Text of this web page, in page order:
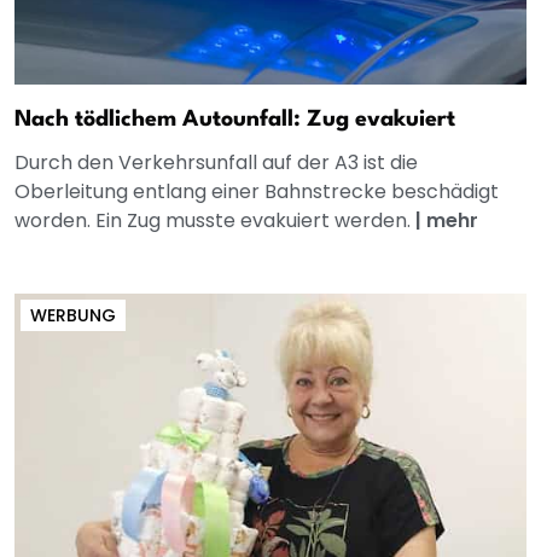
Nach tödlichem Autounfall: Zug evakuiert
Durch den Verkehrsunfall auf der A3 ist die
Oberleitung entlang einer Bahnstrecke beschädigt
worden. Ein Zug musste evakuiert werden. | mehr
WERBUNG